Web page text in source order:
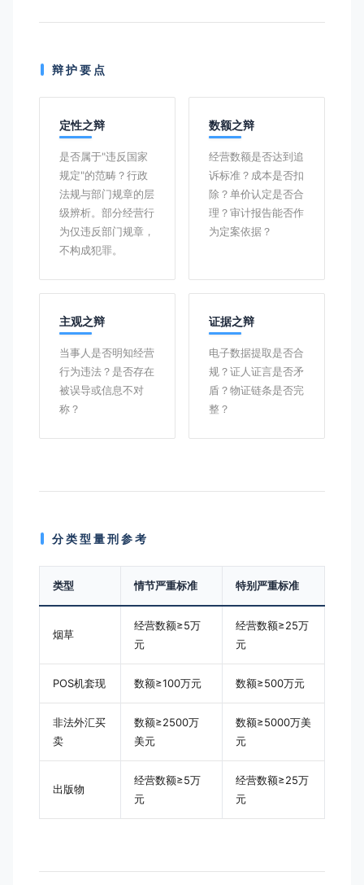
辩护要点
定性之辩
是否属于"违反国家
规定"的范畴？行政
法规与部门规章的层
级辨析。部分经营行
为仅违反部门规章，
不构成犯罪。
数额之辩
经营数额是否达到追
诉标准？成本是否扣
除？单价认定是否合
理？审计报告能否作
为定案依据？
主观之辩
当事人是否明知经营
行为违法？是否存在
被误导或信息不对
称？
证据之辩
电子数据提取是否合
规？证人证言是否矛
盾？物证链条是否完
整？
分类型量刑参考
类型 情节严重标准 特别严重标准
烟草
经营数额≥5万
元
经营数额≥25万
元
POS机套现 数额≥100万元 数额≥500万元
非法外汇买
卖
数额≥2500万
美元
数额≥5000万美
元
出版物
经营数额≥5万
元
经营数额≥25万
元